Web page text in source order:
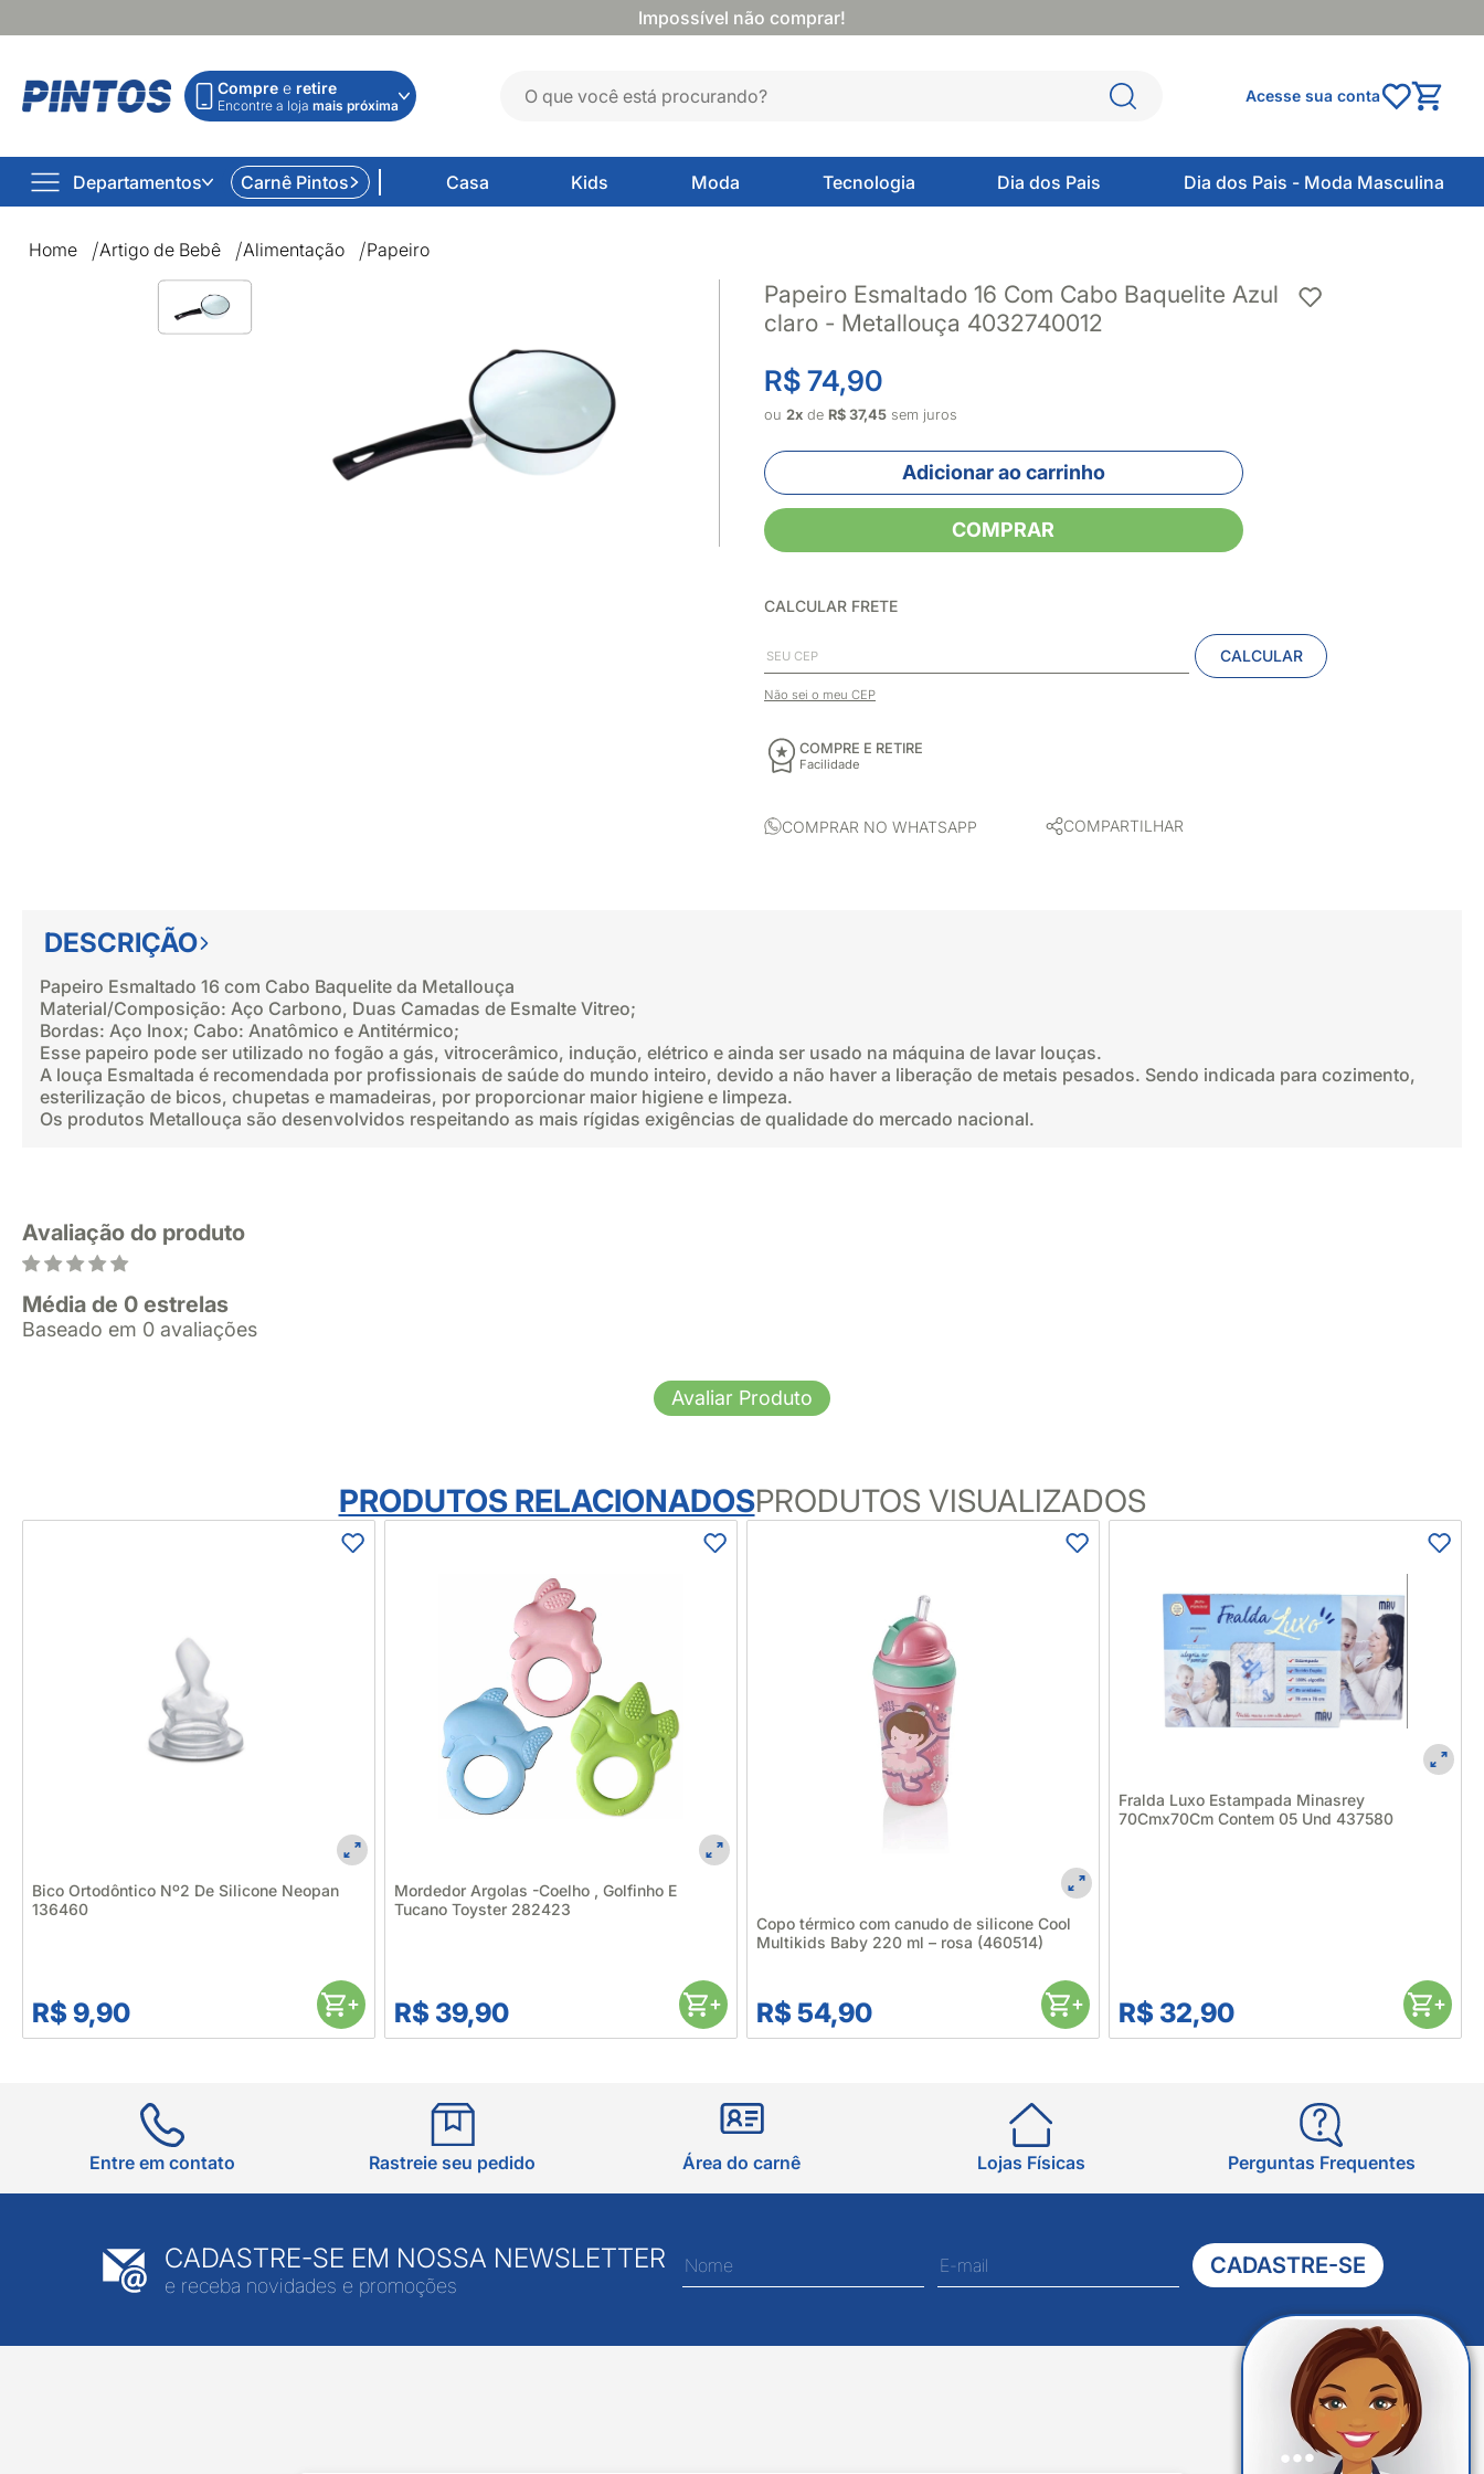
Impossível não comprar!
Compre e retire
Encontre a loja mais próxima
Acesse sua conta
Departamentos Carnê Pintos Casa Kids Moda Tecnologia Dia dos Pais Dia dos Pais - Moda Masculina
Home Artigo de Bebê Alimentação Papeiro
Papeiro Esmaltado 16 Com Cabo Baquelite Azul
claro - Metallouça 4032740012
R$ 74,90
ou 2x de R$ 37,45 sem juros
Adicionar ao carrinho
COMPRAR
CALCULAR FRETE
CALCULAR
Não sei o meu CEP
COMPRE E RETIRE
Facilidade
COMPRAR NO WHATSAPP COMPARTILHAR
DESCRIÇÃO
Papeiro Esmaltado 16 com Cabo Baquelite da Metallouça
Material/Composição: Aço Carbono, Duas Camadas de Esmalte Vitreo;
Bordas: Aço Inox; Cabo: Anatômico e Antitérmico;
Esse papeiro pode ser utilizado no fogão a gás, vitrocerâmico, indução, elétrico e ainda ser usado na máquina de lavar louças.
A louça Esmaltada é recomendada por profissionais de saúde do mundo inteiro, devido a não haver a liberação de metais pesados. Sendo indicada para cozimento,
esterilização de bicos, chupetas e mamadeiras, por proporcionar maior higiene e limpeza.
Os produtos Metallouça são desenvolvidos respeitando as mais rígidas exigências de qualidade do mercado nacional.
Avaliação do produto
Média de 0 estrelas
Baseado em 0 avaliações
Avaliar Produto
PRODUTOS RELACIONADOSPRODUTOS VISUALIZADOS
Bico Ortodôntico Nº2 De Silicone Neopan
136460
R$ 9,90
Mordedor Argolas -Coelho , Golfinho E
Tucano Toyster 282423
R$ 39,90
Copo térmico com canudo de silicone Cool
Multikids Baby 220 ml – rosa (460514)
R$ 54,90
Fralda Luxo Estampada Minasrey
70Cmx70Cm Contem 05 Und 437580
R$ 32,90
Entre em contato Rastreie seu pedido Área do carnê Lojas Físicas Perguntas Frequentes
CADASTRE-SE EM NOSSA NEWSLETTER
e receba novidades e promoções
CADASTRE-SE
Verificada
por